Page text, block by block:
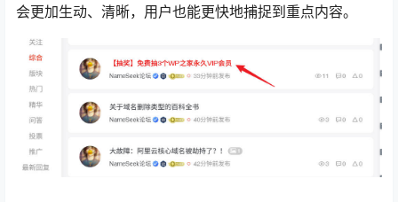
会更加生动、清晰，用户也能更快地捕捉到重点内容。